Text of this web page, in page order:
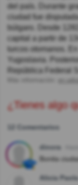
del país. Durante
ciudad fue
búlgaro. Desde
capital a partir de
turcos otomanos.
Yugoslavia.
República Federal
¿Tienes algo
12 Comentarios
dinora
Bonita
Alicia